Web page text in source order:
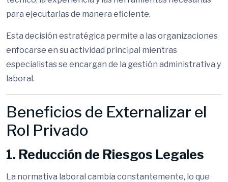
para ejecutarlas de manera eficiente.
Esta decisión estratégica permite a las organizaciones
enfocarse en su actividad principal mientras
especialistas se encargan de la gestión administrativa y
laboral.
Beneficios de Externalizar el
Rol Privado
1. Reducción de Riesgos Legales
La normativa laboral cambia constantemente, lo que